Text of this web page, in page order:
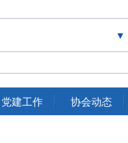
革委员会
党建工作 协会动态